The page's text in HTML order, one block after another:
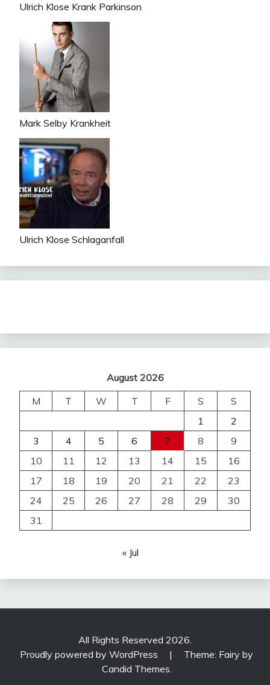
Ulrich Klose Krank Parkinson
Mark Selby Krankheit
Ulrich Klose Schlaganfall
August 2026
M
T W T F S
S
1
2
3
4 5 6 7 8
9
10
11 12 13 14 15
16
17
18 19 20 21 22
23
24
25 26 27 28 29
30
31
« Jul
All Rights Reserved 2026.
Proudly powered by WordPress
|
Theme: Fairy by
Candid Themes